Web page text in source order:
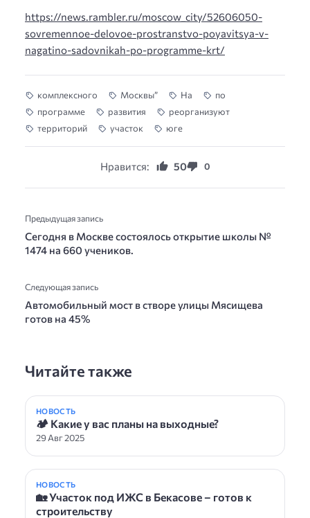
https://news.rambler.ru/moscow_city/52606050-
sovremennoe-delovoe-prostranstvo-poyavitsya-v-
nagatino-sadovnikah-po-programme-krt/
комплексного Москвы” На
по
программе
развития
реорганизуют
территорий
участок юге
Нравится: 50 0
Предыдущая запись
Сегодня в Москве состоялось открытие школы №
1474 на 660 учеников.
Следующая запись
Автомобильный мост в створе улицы Мясищева
готов на 45%
Читайте также
НОВОСТЬ
🏕 Какие у вас планы на выходные?
29 Авг 2025
НОВОСТЬ
🏡 Участок под ИЖС в Бекасове – готов к
строительству